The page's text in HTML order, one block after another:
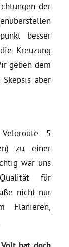
der
besser
Kreuzung
geben dem
aber
5
zu einer
war uns
für
nicht nur
Flanieren,